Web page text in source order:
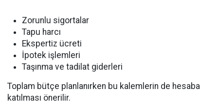
Zorunlu sigortalar
Tapu harcı
Ekspertiz ücreti
İpotek işlemleri
Taşınma ve tadilat giderleri
Toplam bütçe planlanırken bu kalemlerin de hesaba
katılması önerilir.